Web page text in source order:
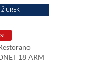
ŽIŪRĖK
18 ARM